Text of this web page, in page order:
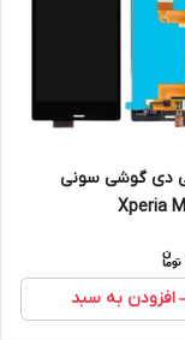
دی گوشی سونی
افزودن به سبد